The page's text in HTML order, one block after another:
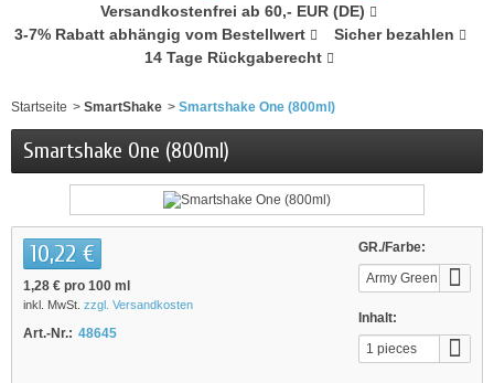
Versandkostenfrei ab 60,- EUR (DE)
3-7% Rabatt abhängig vom Bestellwert
Sicher bezahlen
14 Tage Rückgaberecht
Startseite > SmartShake > Smartshake One (800ml)
Smartshake One (800ml)
GR./Farbe:
Army Green
Inhalt:
1 pieces
10,22 €
1,28 € pro 100 ml
inkl. MwSt. zzgl. Versandkosten
Art.-Nr.: 48645